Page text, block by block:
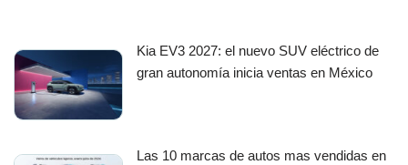
Kia EV3 2027: el nuevo SUV eléctrico de
gran autonomía inicia ventas en México
Las 10 marcas de autos mas vendidas en